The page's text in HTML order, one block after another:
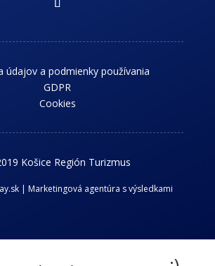
údajov a podmienky používania
GDPR
Cookies
Košice Región Turizmus
| Marketingová agentúra s výsledkami